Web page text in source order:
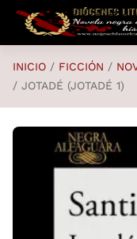
Saltar al contenido
INICIO FICCIÓN
JOTADÉ (JOTADÉ 1)